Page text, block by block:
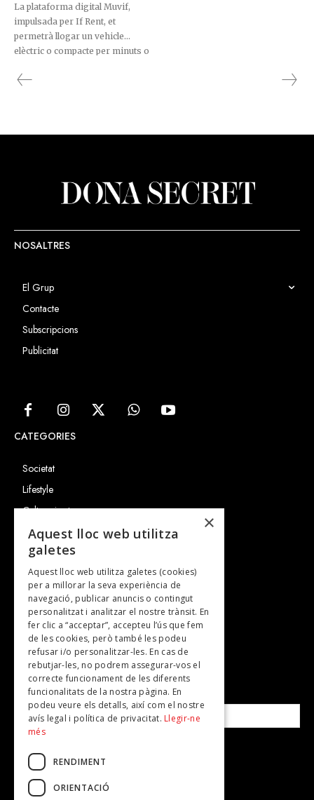
La plataforma digital Muvif,
impulsada per If Rent, et
permetrà llogar un vehicle
elèctric o compacte per minuts o
necessitat. I oblida’t de tràmits!
NOSALTRES
El Grup
Contacte
Subscripcions
Publicitat
CATEGORIES
Societat
Lifestyle
Cultura i art
Entrevistes
Gastronomia
TV
Plans per fer
Revistes
SUBSCRIU-TE A LA NOSTRA NEWSLETTER!
Correu electrònic*
Accepto lapolítica de privacitat
×
Aquest lloc web utilitza
galetes
Aquest lloc web utilitza galetes (cookies)
per a millorar la seva experiència de
navegació, publicar anuncis o contingut
personalitzat i analitzar el nostre trànsit. En
fer clic a “acceptar”, accepteu l’ús que fem
de les cookies, però també les podeu
refusar i/o personalitzar-les. En cas de
rebutjar-les, no podrem assegurar-vos el
correcte funcionament de les diferents
funcionalitats de la nostra pàgina. En
podeu veure els detalls, així com el nostre
avís legal i política de privacitat. Llegir-ne
més
RENDIMENT
ORIENTACIÓ